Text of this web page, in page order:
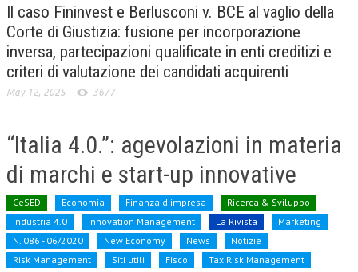
AMMINISTRATIVA
TRIBUTARIA
COSTITUZIONALE
CIVILE
TRIBUTARIA
PENALE
NEWS
Il caso Fininvest e Berlusconi v. BCE al vaglio della
Corte di Giustizia: fusione per incorporazione
inversa, partecipazioni qualificate in enti creditizi e
criteri di valutazione dei candidati acquirenti
May 12, 2025 3677
“Italia 4.0.”: agevolazioni in materia
di marchi e start-up innovative
CeSED Economia Finanza d'impresa
Ricerca & Sviluppo
Industria 4.0
Innovation Management La Rivista
Marketing
N. 086 - 06/2020
New Economy News
Notizie
Risk Management
Siti utili Fisco Tax Risk Management